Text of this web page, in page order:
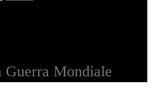
Guerra Mondiale